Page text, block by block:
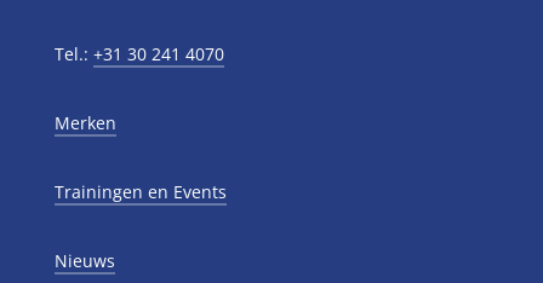
Tel.: +31 30 241 4070
Merken
Trainingen en Events
Nieuws